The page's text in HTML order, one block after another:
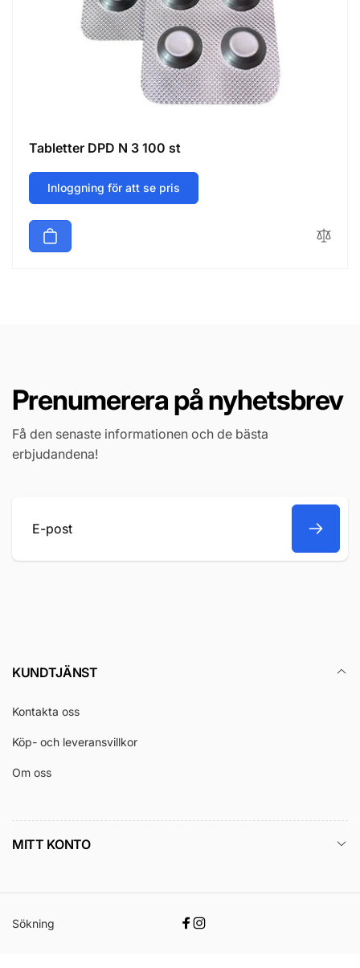
Tabletter DPD N 3 100 st
Inloggning för att se pris
Prenumerera på nyhetsbrev
Få den senaste informationen och de bästa
erbjudandena!
E-
KUNDTJÄNST
Kontakta oss
Köp- och leveransvillkor
Om oss
MITT KONTO
Sökning
Facebook
Instagram